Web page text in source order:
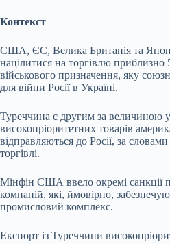
Контекст
США, ЄС, Велика Британія та
націлитися на торгівлю приблизно
військового призначення, яку
для війни Росії в Україні.
Туреччина є другим за величиною
високопріоритетних товарів
відправляються до Росії, за
торгівлі.
Мінфін США ввело окремі санкції
компаній, які, ймовірно,
промисловий комплекс.
Експорт із Туреччини